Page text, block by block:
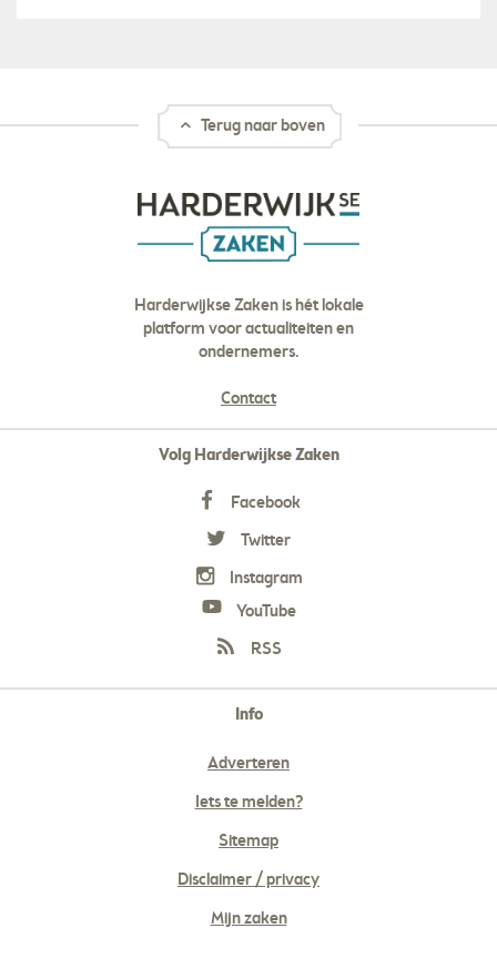
Terug naar boven
Harderwijkse Zaken is hét lokale
platform voor actualiteiten en
ondernemers.
Contact
Volg Harderwijkse Zaken
Facebook
Twitter
Instagram
YouTube
RSS
Info
Adverteren
Iets te melden?
Sitemap
Disclaimer / privacy
Mijn zaken